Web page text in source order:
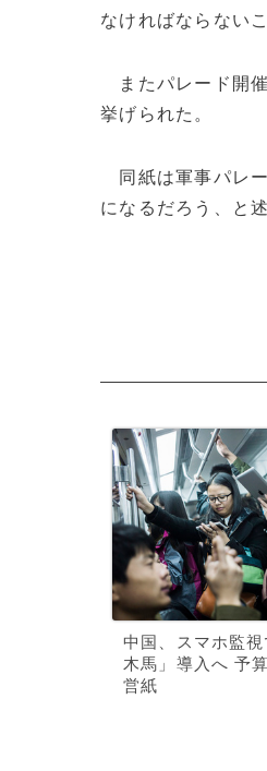
なければならない
またパレード開
挙げられた。
同紙は軍事パレ
になるだろう、と
中国、スマホ監
木馬」導入へ 予
営紙